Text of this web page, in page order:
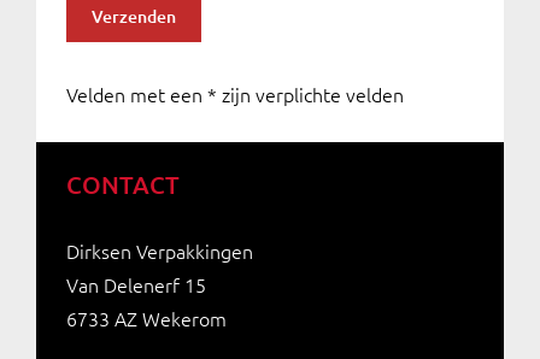
Velden met een * zijn verplichte velden
CONTACT
Dirksen Verpakkingen
Van Delenerf 15
6733 AZ Wekerom